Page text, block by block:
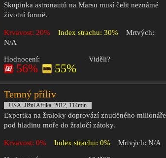
Skupinka astronautů na Marsu musí čelit neznámé
životní formě.
Krvavost: 20% Index strachu: 30%
Mrtvých:
N/A
Hodnocení:
56% 55%
Viděli?
Temný příliv
USA, Jižní Afrika, 2012, 114min
Expertka na žraloky doprovází znuděného milionáře
pod hladinu moře do žraločí zátoky.
Krvavost: 0% Index strachu: 0% Mrtvých: N/A